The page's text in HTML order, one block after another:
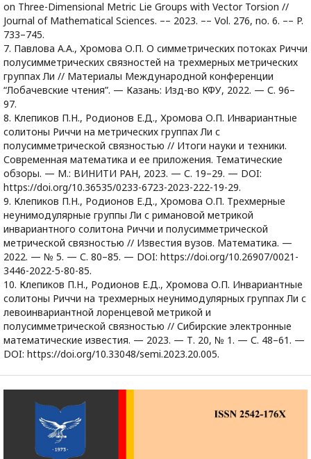
on Three-Dimensional Metric Lie Groups with Vector Torsion //
Journal of Mathematical Sciences. –– 2023. –– Vol. 276, no. 6. –– P.
733–745.
7. Павлова А.А., Хромова О.П. О симметрических потоках Риччи
полусимметрических связностей на трехмерных метрических
группах Ли // Материалы Международной конференции
“Лобачевские чтения”. — Казань: Изд-во КФУ, 2022. — С. 96–
97.
8. Клепиков П.Н., Родионов Е.Д., Хромова О.П. Инвариантные
солитоны Риччи на метрических группах Ли с
полусимметрической связностью // Итоги науки и техники.
Современная математика и ее приложения. Тематические
обзоры. — М.: ВИНИТИ РАН, 2023. — С. 19–29. — DOI:
https://doi.org/10.36535/0233-6723-2023-222-19-29.
9. Клепиков П.Н., Родионов Е.Д., Хромова О.П. Трехмерные
неунимодулярные группы Ли с римановой метрикой
инвариантного солитона Риччи и полусимметрической
метрической связностью // Известия вузов. Математика. —
2022. — № 5. — С. 80–85. — DOI: https://doi.org/10.26907/0021-
3446-2022-5-80-85.
10. Клепиков П.Н., Родионов Е.Д., Хромова О.П. Инвариантные
солитоны Риччи на трехмерных неунимодулярных группах Ли с
левоинвариантной лоренцевой метрикой и
полусимметрической связностью // Сибирские электронные
математические известия. — 2023. — Т. 20, № 1. — С. 48–61. —
DOI: https://doi.org/10.33048/semi.2023.20.005.